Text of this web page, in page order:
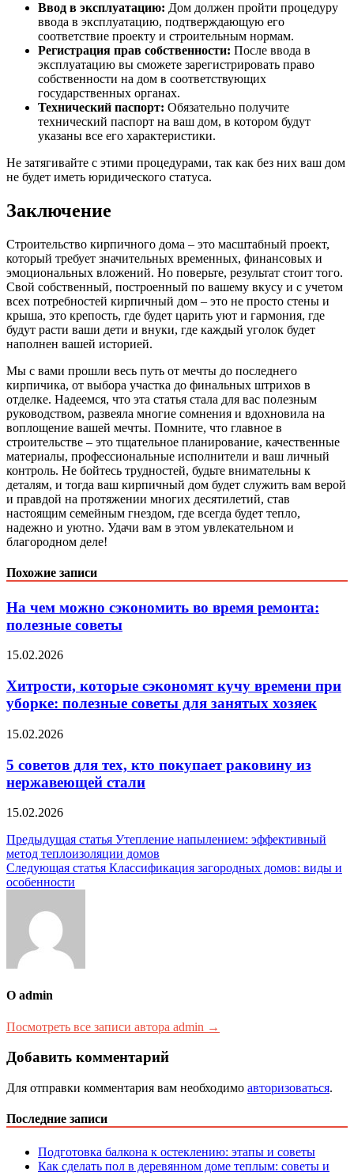
Ввод в эксплуатацию: Дом должен пройти процедуру
ввода в эксплуатацию, подтверждающую его
соответствие проекту и строительным нормам.
Регистрация прав собственности: После ввода в
эксплуатацию вы сможете зарегистрировать право
собственности на дом в соответствующих
государственных органах.
Технический паспорт: Обязательно получите
технический паспорт на ваш дом, в котором будут
указаны все его характеристики.
Не затягивайте с этими процедурами, так как без них ваш дом
не будет иметь юридического статуса.
Заключение
Строительство кирпичного дома – это масштабный проект,
который требует значительных временных, финансовых и
эмоциональных вложений. Но поверьте, результат стоит того.
Свой собственный, построенный по вашему вкусу и с учетом
всех потребностей кирпичный дом – это не просто стены и
крыша, это крепость, где будет царить уют и гармония, где
будут расти ваши дети и внуки, где каждый уголок будет
наполнен вашей историей.
Мы с вами прошли весь путь от мечты до последнего
кирпичика, от выбора участка до финальных штрихов в
отделке. Надеемся, что эта статья стала для вас полезным
руководством, развеяла многие сомнения и вдохновила на
воплощение вашей мечты. Помните, что главное в
строительстве – это тщательное планирование, качественные
материалы, профессиональные исполнители и ваш личный
контроль. Не бойтесь трудностей, будьте внимательны к
деталям, и тогда ваш кирпичный дом будет служить вам верой
и правдой на протяжении многих десятилетий, став
настоящим семейным гнездом, где всегда будет тепло,
надежно и уютно. Удачи вам в этом увлекательном и
благородном деле!
Похожие записи
На чем можно сэкономить во время ремонта:
полезные советы
15.02.2026
Хитрости, которые сэкономят кучу времени при
уборке: полезные советы для занятых хозяек
15.02.2026
5 советов для тех, кто покупает раковину из
нержавеющей стали
15.02.2026
Навигация
по
записям
Предыдущая статья Утепление напылением: эффективный
метод теплоизоляции домов
Следующая статья Классификация загородных домов: виды и
особенности
О admin
Посмотреть все записи автора admin →
Добавить комментарий
Для отправки комментария вам необходимо авторизоваться.
Последние записи
Подготовка балкона к остеклению: этапы и советы
Как сделать пол в деревянном доме теплым: советы и